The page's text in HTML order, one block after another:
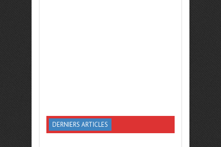
DERNIERS ARTICLES